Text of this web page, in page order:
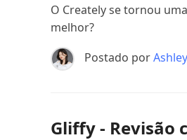
O Creately se tornou
melhor?
Postado por
Gliffy -